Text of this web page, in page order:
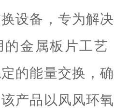
设备，专为解
的金属板片工艺
的能量交换，
产品以风风环